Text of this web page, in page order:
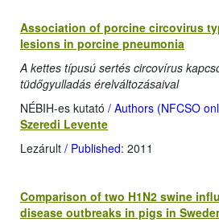
Association of porcine circovirus
lesions in porcine pneumonia
A kettes típusú sertés circovírus
tüdőgyulladás érelváltozásaival
NÉBIH-es kutató / Authors (NFCSO
Szeredi Levente
Lezárult / Published: 2011
Comparison of two H1N2 swine
disease outbreaks in pigs in